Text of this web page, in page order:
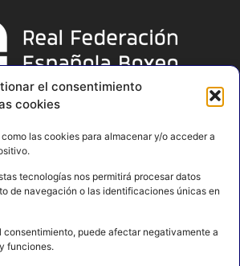
el consentimiento
cookies
las cookies para almacenar y/o acceder a
tecnologías nos permitirá procesar datos
de navegación o las identificaciones únicas en
consentimiento, puede afectar negativamente a
funciones.